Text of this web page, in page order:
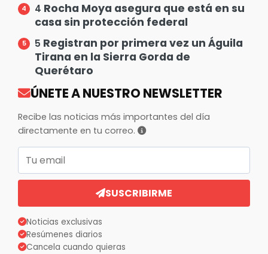
4 Rocha Moya asegura que está en su
casa sin protección federal
5 Registran por primera vez un Águila
Tirana en la Sierra Gorda de
Querétaro
ÚNETE A NUESTRO NEWSLETTER
Recibe las noticias más importantes del día
directamente en tu correo.
Correo electrónico
SUSCRIBIRME
Noticias exclusivas
Resúmenes diarios
Cancela cuando quieras